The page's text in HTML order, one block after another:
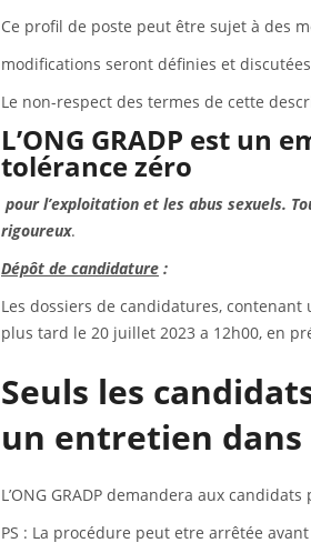
Ce profil de poste peut être sujet à des
modifications seront définies et discutées
Le non-respect des termes de cette
L’ONG GRADP est
tolérance zéro
pour l’exploitation et les abus sexuels.
rigoureux.
Dépôt de candidature :
Les dossiers de candidatures,
plus tard le 20 juillet 2023 a 12h00, en
Seuls les
un entretien dans
L’ONG GRADP demandera aux
PS : La procédure peut etre arrêtée